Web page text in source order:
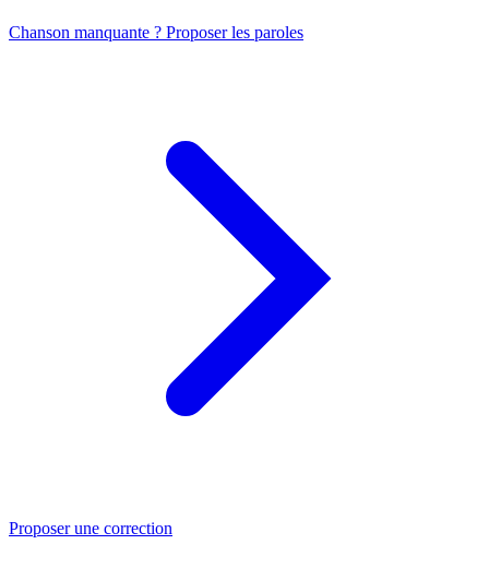
Chanson manquante ? Proposer les paroles
Proposer une correction